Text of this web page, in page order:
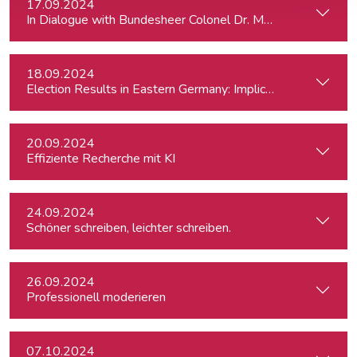
17.09.2024
In Dialogue with Bundesheer Colonel Dr. Markus Reisner -
18.09.2024
Election Results in Eastern Germany:
20.09.2024
Effiziente Recherche mit KI
24.09.2024
Schöner schreiben, leichter schreiben.
26.09.2024
Professionell moderieren
07.10.2024